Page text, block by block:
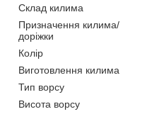
Склад килима
Призначення килима/
доріжки
Колір
Виготовлення килима
Тип ворсу
Висота ворсу